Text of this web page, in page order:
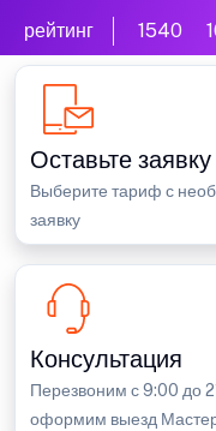
рейтинг 1540
Оставьте заявку
Выберите тариф с
заявку
Консультация
Перезвоним с 9:00 до
оформим выезд